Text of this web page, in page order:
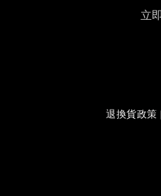
立
退換貨政策 |